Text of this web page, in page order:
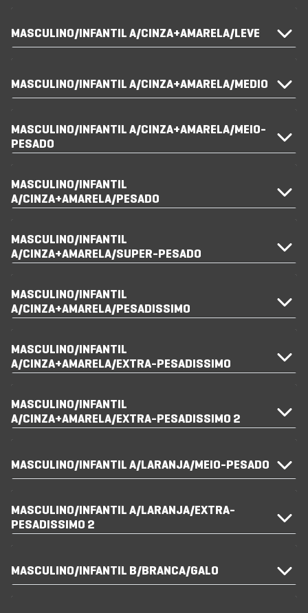
MASCULINO/INFANTIL A/CINZA+AMARELA/LEVE
MASCULINO/INFANTIL A/CINZA+AMARELA/MEDIO
MASCULINO/INFANTIL A/CINZA+AMARELA/MEIO-
PESADO
MASCULINO/INFANTIL
A/CINZA+AMARELA/PESADO
MASCULINO/INFANTIL
A/CINZA+AMARELA/SUPER-PESADO
MASCULINO/INFANTIL
A/CINZA+AMARELA/PESADISSIMO
MASCULINO/INFANTIL
A/CINZA+AMARELA/EXTRA-PESADISSIMO
MASCULINO/INFANTIL
A/CINZA+AMARELA/EXTRA-PESADISSIMO 2
MASCULINO/INFANTIL A/LARANJA/MEIO-PESADO
MASCULINO/INFANTIL A/LARANJA/EXTRA-
PESADISSIMO 2
MASCULINO/INFANTIL B/BRANCA/GALO